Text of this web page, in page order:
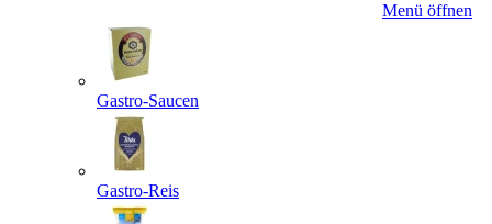
Menü öffnen
Gastro-Saucen
Gastro-Reis